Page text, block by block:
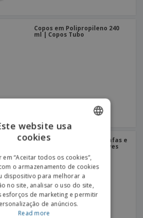
Copos em Polipropileno 240
ml | Copos Tubo
Porta-Chaves Abre Garrafas e
Latas "Tao" | Porta-chaves
abre-caricas
+3
SPANISH
website usa
cookies
em “Aceitar todos os cookies”,
o armazenamento de cookies
dispositivo para melhorar a
no site, analisar o uso do site,
esforços de marketing e permitir
de anúncios.
Read more